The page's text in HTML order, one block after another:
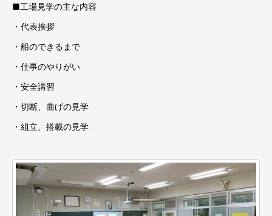
■工場見学の主な内容
・代表挨拶
・船のできるまで
・仕事のやりがい
・安全講習
・切断、曲げの見学
・組立、搭載の見学